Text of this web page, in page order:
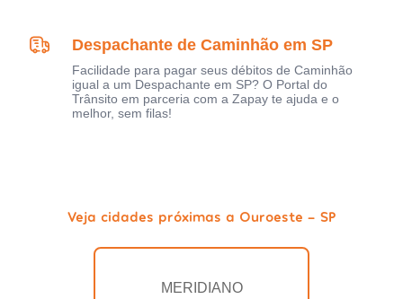
Despachante de Caminhão em SP
Facilidade para pagar seus débitos de Caminhão
igual a um Despachante em SP? O Portal do
Trânsito em parceria com a Zapay te ajuda e o
melhor, sem filas!
Veja cidades próximas a Ouroeste - SP
MERIDIANO